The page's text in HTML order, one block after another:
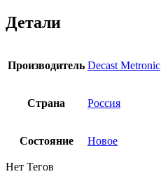
Детали
Производитель Decast Metronic
Страна Россия
Состояние Новое
Нет Тегов